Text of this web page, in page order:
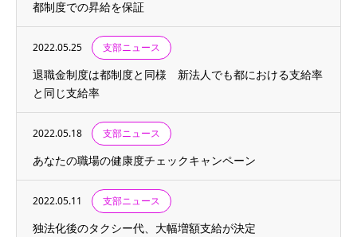
都制度での昇給を保証
2022.05.25 支部ニュース
退職金制度は都制度と同様 新法人でも都における支給率
と同じ支給率
2022.05.18 支部ニュース
あなたの職場の健康度チェックキャンペーン
2022.05.11 支部ニュース
独法化後のタクシー代、大幅増額支給が決定